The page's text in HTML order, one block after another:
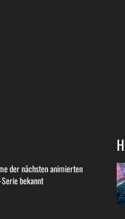
der nächsten animierten
bekannt